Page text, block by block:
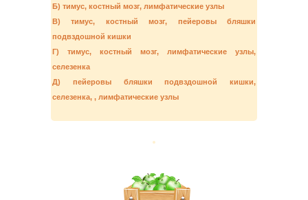
Б) тимус, костный мозг, лимфатические узлы
В) тимус, костный мозг, пейеровы бляшки
подвздошной кишки
Г) тимус, костный мозг, лимфатические узлы,
селезенка
Д) пейеровы бляшки подвздошной кишки,
селезенка, , лимфатические узлы